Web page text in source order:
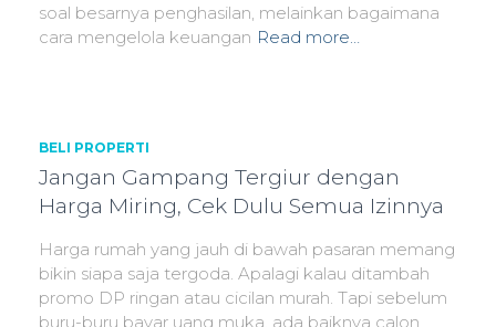
soal besarnya penghasilan, melainkan bagaimana
cara mengelola keuangan Read more…
BELI PROPERTI
Jangan Gampang Tergiur dengan
Harga Miring, Cek Dulu Semua Izinnya
Harga rumah yang jauh di bawah pasaran memang
bikin siapa saja tergoda. Apalagi kalau ditambah
promo DP ringan atau cicilan murah. Tapi sebelum
buru-buru bayar uang muka, ada baiknya calon